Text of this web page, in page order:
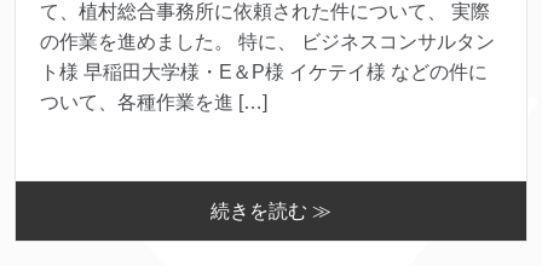
て、植村総合事務所に依頼された件について、 実際
の作業を進めました。 特に、 ビジネスコンサルタン
ト様 早稲田大学様・E＆P様 イケテイ様 などの件に
ついて、各種作業を進 […]
続きを読む ≫